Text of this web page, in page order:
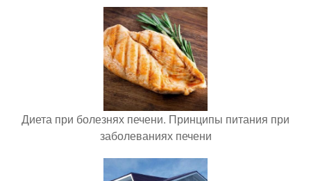
Диета при болезнях печени. Принципы питания при
заболеваниях печени